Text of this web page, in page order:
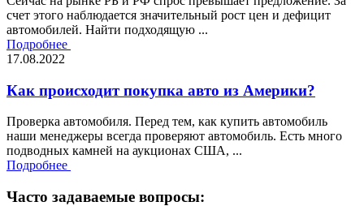
счет этого наблюдается значительный рост цен и дефицит
автомобилей. Найти подходящую ...
Подробнее
17.08.2022
Как происходит покупка авто из Америки?
Проверка автомобиля. Перед тем, как купить автомобиль
наши менеджеры всегда проверяют автомобиль. Есть много
подводных камней на аукционах США, ...
Подробнее
Часто задаваемые вопросы: